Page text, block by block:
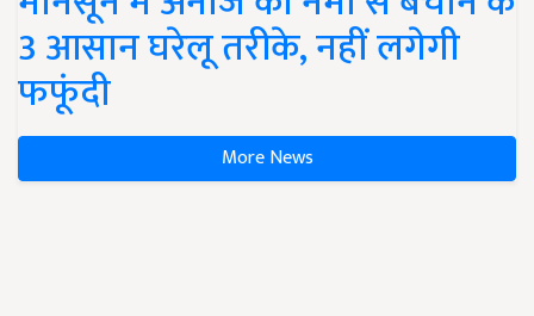
3 आसान घरेलू तरीके, नहीं लगेगी
फफूंदी
More News